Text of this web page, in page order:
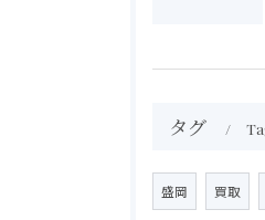
タグ
盛岡 買取